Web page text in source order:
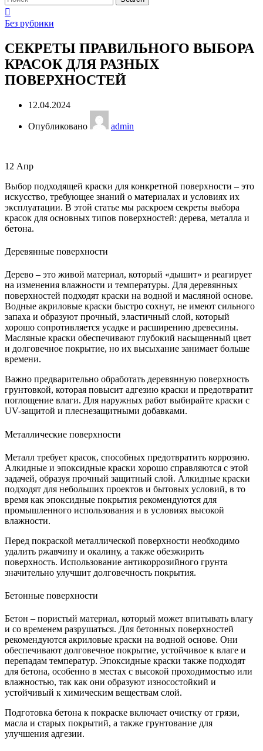
Без рубрики
СЕКРЕТЫ ПРАВИЛЬНОГО ВЫБОРА
КРАСОК ДЛЯ РАЗНЫХ
ПОВЕРХНОСТЕЙ
12.04.2024
Опубликовано admin
12 Апр
Выбор подходящей краски для конкретной поверхности – это
искусство, требующее знаний о материалах и условиях их
эксплуатации. В этой статье мы раскроем секреты выбора
красок для основных типов поверхностей: дерева, металла и
бетона.
Деревянные поверхности
Дерево – это живой материал, который «дышит» и реагирует
на изменения влажности и температуры. Для деревянных
поверхностей подходят краски на водной и масляной основе.
Водные акриловые краски быстро сохнут, не имеют сильного
запаха и образуют прочный, эластичный слой, который
хорошо сопротивляется усадке и расширению древесины.
Масляные краски обеспечивают глубокий насыщенный цвет
и долговечное покрытие, но их высыхание занимает больше
времени.
Важно предварительно обработать деревянную поверхность
грунтовкой, которая повысит адгезию краски и предотвратит
поглощение влаги. Для наружных работ выбирайте краски с
UV-защитой и плеснезащитными добавками.
Металлические поверхности
Металл требует красок, способных предотвратить коррозию.
Алкидные и эпоксидные краски хорошо справляются с этой
задачей, образуя прочный защитный слой. Алкидные краски
подходят для небольших проектов и бытовых условий, в то
время как эпоксидные покрытия рекомендуются для
промышленного использования и в условиях высокой
влажности.
Перед покраской металлической поверхности необходимо
удалить ржавчину и окалину, а также обезжирить
поверхность. Использование антикоррозийного грунта
значительно улучшит долговечность покрытия.
Бетонные поверхности
Бетон – пористый материал, который может впитывать влагу
и со временем разрушаться. Для бетонных поверхностей
рекомендуются акриловые краски на водной основе. Они
обеспечивают долговечное покрытие, устойчивое к влаге и
перепадам температур. Эпоксидные краски также подходят
для бетона, особенно в местах с высокой проходимостью или
влажностью, так как они образуют износостойкий и
устойчивый к химическим веществам слой.
Подготовка бетона к покраске включает очистку от грязи,
масла и старых покрытий, а также грунтование для
улучшения адгезии.